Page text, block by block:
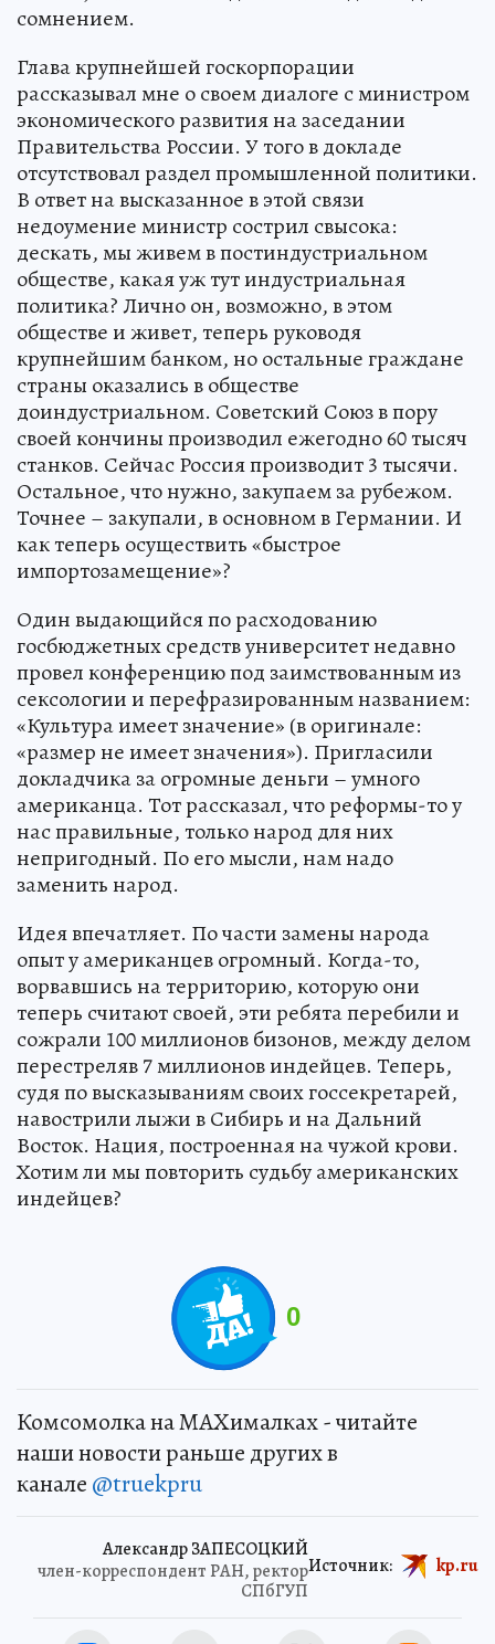
сомнением.
Глава крупнейшей госкорпорации
рассказывал мне о своем диалоге с министром
экономического развития на заседании
Правительства России. У того в докладе
отсутствовал раздел промышленной политики.
В ответ на высказанное в этой связи
недоумение министр сострил свысока:
дескать, мы живем в постиндустриальном
обществе, какая уж тут индустриальная
политика? Лично он, возможно, в этом
обществе и живет, теперь руководя
крупнейшим банком, но остальные граждане
страны оказались в обществе
доиндустриальном. Советский Союз в пору
своей кончины производил ежегодно 60 тысяч
станков. Сейчас Россия производит 3 тысячи.
Остальное, что нужно, закупаем за рубежом.
Точнее – закупали, в основном в Германии. И
как теперь осуществить «быстрое
импортозамещение»?
Один выдающийся по расходованию
госбюджетных средств университет недавно
провел конференцию под заимствованным из
сексологии и перефразированным названием:
«Культура имеет значение» (в оригинале:
«размер не имеет значения»). Пригласили
докладчика за огромные деньги – умного
американца. Тот рассказал, что реформы-то у
нас правильные, только народ для них
непригодный. По его мысли, нам надо
заменить народ.
Идея впечатляет. По части замены народа
опыт у американцев огромный. Когда-то,
ворвавшись на территорию, которую они
теперь считают своей, эти ребята перебили и
сожрали 100 миллионов бизонов, между делом
перестреляв 7 миллионов индейцев. Теперь,
судя по высказываниям своих госсекретарей,
навострили лыжи в Сибирь и на Дальний
Восток. Нация, построенная на чужой крови.
Хотим ли мы повторить судьбу американских
индейцев?
0
Комсомолка на MAXималках - читайте
наши новости раньше других в
канале @truekpru
Александр ЗАПЕСОЦКИЙ
член-корреспондент РАН, ректор
СПбГУП
Источник: kp.ru